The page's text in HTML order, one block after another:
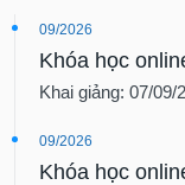
09/2026
Khóa học
Khai giảng: 07/09/
09/2026
Khóa học